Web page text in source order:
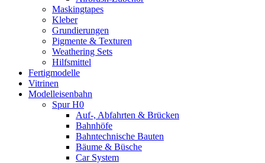
Maskingtapes
Kleber
Grundierungen
Pigmente & Texturen
Weathering Sets
Hilfsmittel
Fertigmodelle
Vitrinen
Modelleisenbahn
Spur H0
Auf-, Abfahrten & Brücken
Bahnhöfe
Bahntechnische Bauten
Bäume & Büsche
Car System